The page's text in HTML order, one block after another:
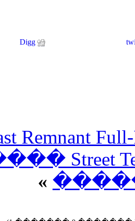
Digg
���� The
2011 |